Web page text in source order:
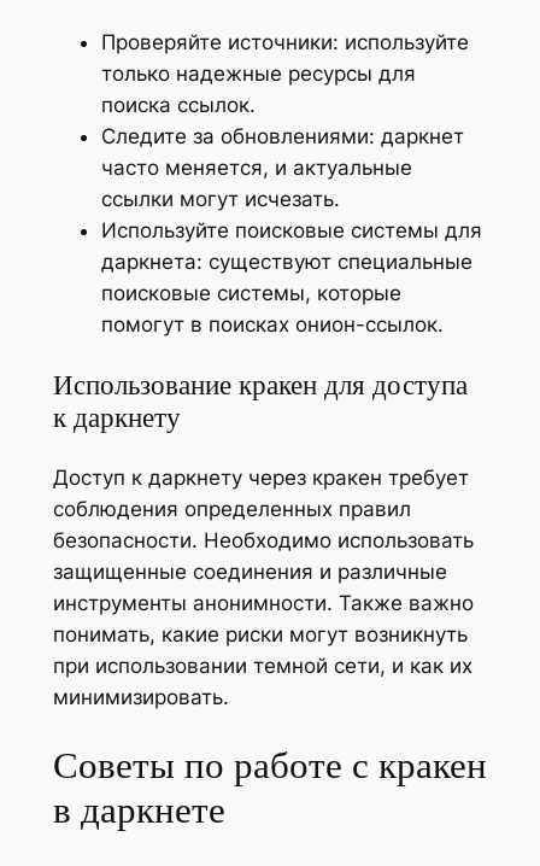
Проверяйте источники: используйте
только надежные ресурсы для
поиска ссылок.
Следите за обновлениями: даркнет
часто меняется, и актуальные
ссылки могут исчезать.
Используйте поисковые системы для
даркнета: существуют специальные
поисковые системы, которые
помогут в поисках онион-ссылок.
Использование кракен для доступа
к даркнету
Доступ к даркнету через кракен требует
соблюдения определенных правил
безопасности. Необходимо использовать
защищенные соединения и различные
инструменты анонимности. Также важно
понимать, какие риски могут возникнуть
при использовании темной сети, и как их
минимизировать.
Советы по работе с кракен
в даркнете